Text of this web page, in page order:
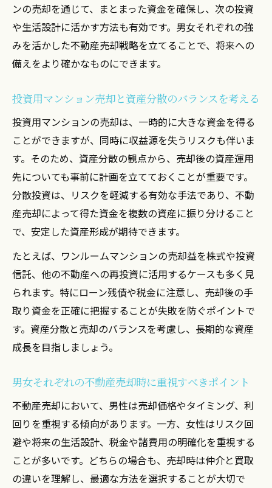
ンの売却を通じて、まとまった資金を確保し、次の投資
や生活設計に活かす方法も有効です。男女それぞれの強
みを活かした不動産売却戦略を立てることで、将来への
備えをより確かなものにできます。
投資用マンション売却と資産分散のバランスを考える
投資用マンションの売却は、一時的に大きな資金を得る
ことができますが、同時に収益源を失うリスクも伴いま
す。そのため、資産分散の観点から、売却後の資産運用
先についても事前に計画を立てておくことが重要です。
分散投資は、リスクを軽減する有効な手法であり、不動
産売却によって得た資金を複数の資産に振り分けること
で、安定した資産形成が期待できます。
たとえば、ワンルームマンションの売却益を株式や投資
信託、他の不動産への再投資に活用するケースも多く見
られます。特にローン残債や税金に注意し、売却後の手
取り資金を正確に把握することが失敗を防ぐポイントで
す。資産分散と売却のバランスを考慮し、長期的な資産
成長を目指しましょう。
男女それぞれの不動産売却時に重視すべきポイント
不動産売却において、男性は売却価格やタイミング、利
回りを重視する傾向があります。一方、女性はリスク回
避や将来の生活設計、税金や諸費用の明確化を重視する
ことが多いです。どちらの場合も、売却時は仲介と買取
の違いを理解し、最適な方法を選択することが大切で